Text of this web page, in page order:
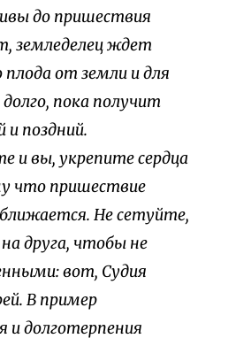
до пришествия
земледелец ждет
плода от земли и для
пока получит
и поздний.
и вы, укрепите сердца
что пришествие
Не сетуйте,
друга, чтобы не
вот, Судия
В пример
и долготерпения